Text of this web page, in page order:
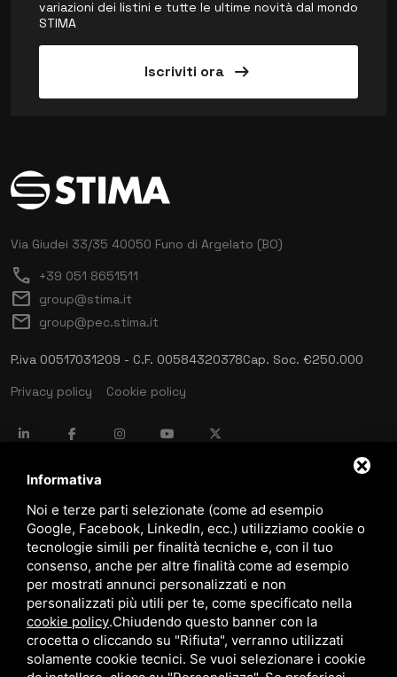
variazioni dei listini e tutte le ultime novità dal mondo
STIMA
Iscriviti ora arrow_right_alt
Via Giudei 33/35 40050 Funo di Argelato (BO)
call +39 051 8651511
mail group@stima.it
mail group@pec.stima.it
P.iva 00517031209 - C.F. 00584320378Cap. Soc. €250.000
Privacy policy
Cookie policy
language ITALIANO
download Catalogo Stima
download Politica qualità e sicurezza
Informativa
Noi e terze parti selezionate (come ad esempio
Google, Facebook, LinkedIn, ecc.) utilizziamo cookie o
tecnologie simili per finalità tecniche e, con il tuo
consenso, anche per altre finalità come ad esempio
per mostrati annunci personalizzati e non
personalizzati più utili per te, come specificato nella
cookie policy.Chiudendo questo banner con la
crocetta o cliccando su "Rifiuta", verranno utilizzati
solamente cookie tecnici. Se vuoi selezionare i cookie